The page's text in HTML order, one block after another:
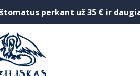
perkant už 35 € ir